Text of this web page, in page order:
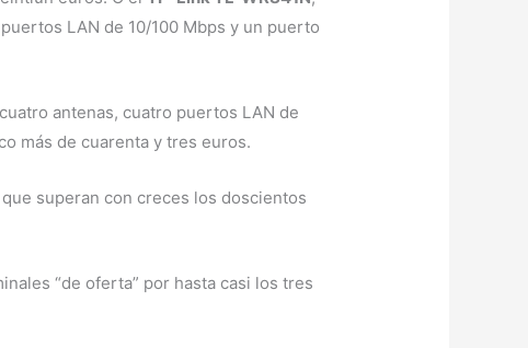
LAN de 10/100 Mbps y un puerto
antenas, cuatro puertos LAN de
más de cuarenta y tres euros.
superan con creces los doscientos
“de oferta” por hasta casi los tres